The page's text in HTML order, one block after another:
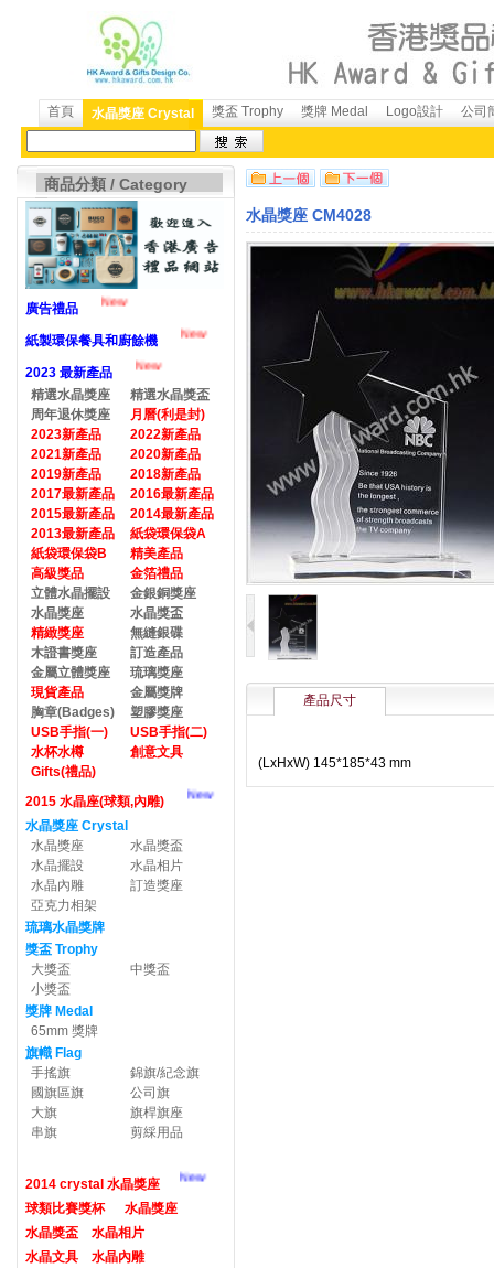
首頁 水晶獎座 Crystal 獎盃 Trophy 獎牌 Medal Logo設計 公司
商品分類 / Category
廣告禮品 New
紙製環保餐具和廚餘機 New
2023 最新產品
New
精選水晶獎座
精選水晶獎盃
周年退休獎座
月曆(利是封)
2023新產品
2022新產品
2021新產品
2020新產品
2019新產品
2018新產品
2017最新產品
2016最新產品
2015最新產品
2014最新產品
2013最新產品
紙袋環保袋A
紙袋環保袋B
精美產品
高級獎品
金箔禮品
立體水晶擺設
金銀銅獎座
水晶獎座
水晶獎盃
精緻獎座
無縫銀碟
木證書獎座
訂造產品
金屬立體獎座
琉璃獎座
現貨產品
金屬獎牌
胸章(Badges)
塑膠獎座
USB手指(一)
USB手指(二)
水杯水樽
創意文具
Gifts(禮品)
2015 水晶座(球類,內雕)
New
水晶獎座 Crystal
水晶獎座
水晶獎盃
水晶擺設
水晶相片
水晶內雕
訂造獎座
亞克力相架
琉璃水晶獎牌
獎盃 Trophy
大獎盃
中獎盃
小獎盃
獎牌 Medal
65mm 獎牌
旗幟 Flag
手搖旗
錦旗/紀念旗
國旗區旗
公司旗
大旗
旗桿旗座
串旗
剪綵用品
2014 crystal 水晶獎座 New
球類比賽獎杯
水晶獎座
水晶獎盃
水晶相片
水晶文具
水晶內雕
水晶獎座 CM4028
產品尺寸
(LxHxW) 145*185*43 mm